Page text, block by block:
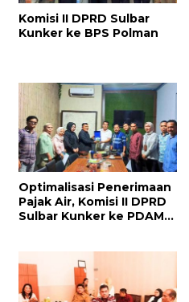
Komisi II DPRD Sulbar
Kunker ke BPS Polman
Optimalisasi Penerimaan
Pajak Air, Komisi II DPRD
Sulbar Kunker ke PDAM